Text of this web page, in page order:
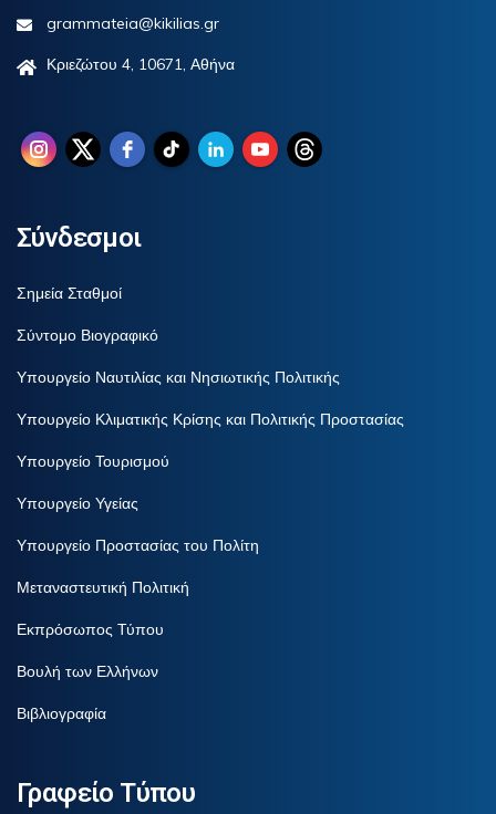
grammateia@kikilias.gr
Κριεζώτου 4, 10671, Αθήνα
Σύνδεσμοι
Σημεία Σταθμοί
Σύντομο Βιογραφικό
Υπουργείο Ναυτιλίας και Νησιωτικής Πολιτικής
Υπουργείο Κλιματικής Κρίσης και Πολιτικής Προστασίας
Υπουργείο Τουρισμού
Υπουργείο Υγείας
Υπουργείο Προστασίας του Πολίτη
Μεταναστευτική Πολιτική
Εκπρόσωπος Τύπου
Βουλή των Ελλήνων
Βιβλιογραφία
Γραφείο Τύπου